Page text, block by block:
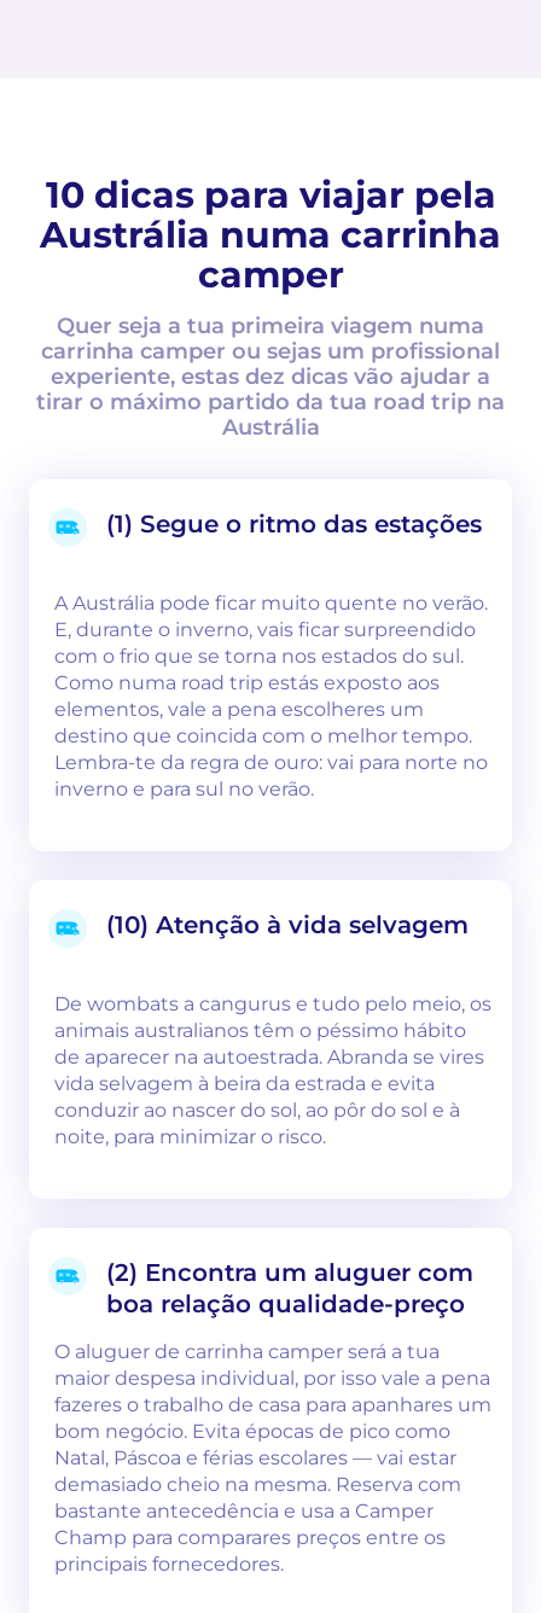
10 dicas para viajar pela
Austrália numa carrinha
camper
Quer seja a tua primeira viagem numa
carrinha camper ou sejas um profissional
experiente, estas dez dicas vão ajudar a
tirar o máximo partido da tua road trip na
Austrália
(1) Segue o ritmo das estações
A Austrália pode ficar muito quente no verão.
E, durante o inverno, vais ficar surpreendido
com o frio que se torna nos estados do sul.
Como numa road trip estás exposto aos
elementos, vale a pena escolheres um
destino que coincida com o melhor tempo.
Lembra-te da regra de ouro: vai para norte no
inverno e para sul no verão.
(10) Atenção à vida selvagem
De wombats a cangurus e tudo pelo meio, os
animais australianos têm o péssimo hábito
de aparecer na autoestrada. Abranda se vires
vida selvagem à beira da estrada e evita
conduzir ao nascer do sol, ao pôr do sol e à
noite, para minimizar o risco.
(2) Encontra um aluguer com
boa relação qualidade-preço
O aluguer de carrinha camper será a tua
maior despesa individual, por isso vale a pena
fazeres o trabalho de casa para apanhares um
bom negócio. Evita épocas de pico como
Natal, Páscoa e férias escolares — vai estar
demasiado cheio na mesma. Reserva com
bastante antecedência e usa a Camper
Champ para comparares preços entre os
principais fornecedores.